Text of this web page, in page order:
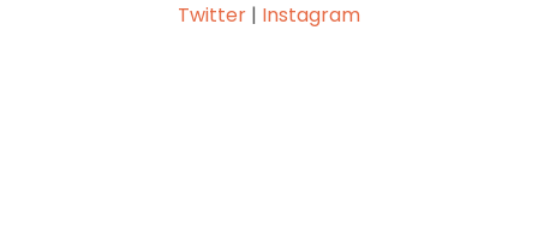
Twitter | Instagram